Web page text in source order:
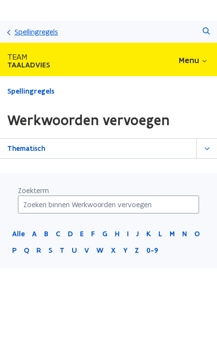
Spellingregels
TEAM
TAALADVIES Menu
Gedaan
zich
op:
Werkwoorden
Spellingregels
Werkwoorden vervoegen
Thematisch
Zoekterm
Alle A B C D E F G H I J K L M N
O
P
Q R S T U V W X Y Z 0-9